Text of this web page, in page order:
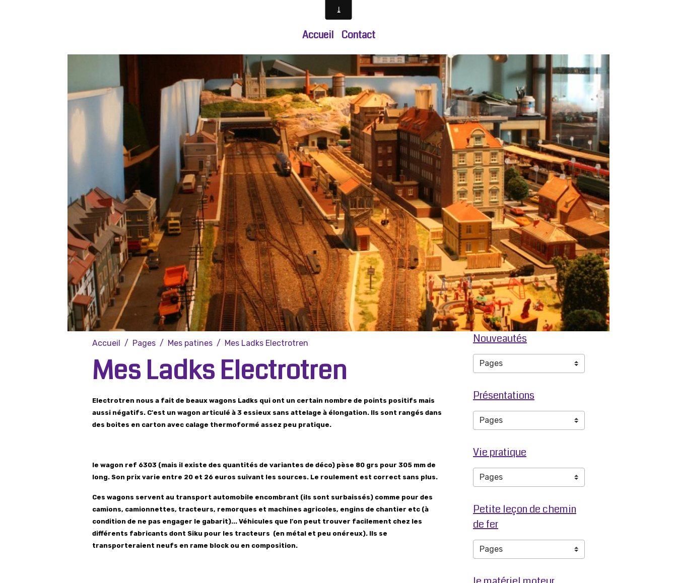
Accueil Contact
Accueil Pages Mes patines Mes Ladks Electrotren
Mes Ladks Electrotren
Electrotren nous a fait de beaux wagons Ladks qui ont un certain nombre de points positifs mais
aussi négatifs. C'est un wagon articulé à 3 essieux sans attelage à élongation. Ils sont rangés dans
des boites en carton avec calage thermoformé assez peu pratique.
le wagon ref 6303 (mais il existe des quantités de variantes de déco) pèse 80 grs pour 305 mm de
long. Son prix varie entre 20 et 26 euros suivant les sources. Le roulement est correct sans plus.
Ces wagons servent au transport automobile encombrant (ils sont surbaissés) comme pour des
camions, camionnettes, tracteurs, remorques et machines agricoles, engins de chantier etc (à
condition de ne pas engager le gabarit)... Véhicules que l'on peut trouver facilement chez les
différents fabricants dont Siku pour les tracteurs (en métal et peu onéreux). Ils se
transporteraient neufs en rame block ou en composition.
Nouveautés
Présentations
Vie pratique
Petite leçon de chemin
de fer